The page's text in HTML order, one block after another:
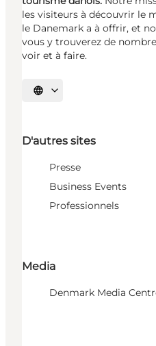
les visiteurs à découvrir le
le Danemark a à offrir, et
vous y trouverez de
voir et à faire.
Choisissez la langue
D'autres sites
Presse
Business Events
Professionnels
Media
Denmark Media